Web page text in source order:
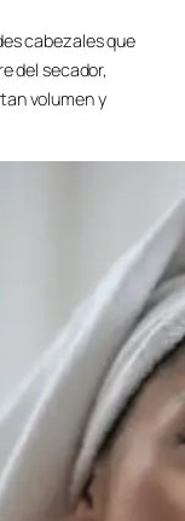
cabezales que
del secador,
volumen y